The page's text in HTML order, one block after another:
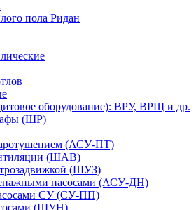
пола Ридан
оборудование): ВРУ, ВРЩ и др.
(ШР)
(АСУ-ПТ)
(ШАВ)
(ШУЗ)
насосами (АСУ-ДН)
СУ (СУ-ПП)
(ШУН)